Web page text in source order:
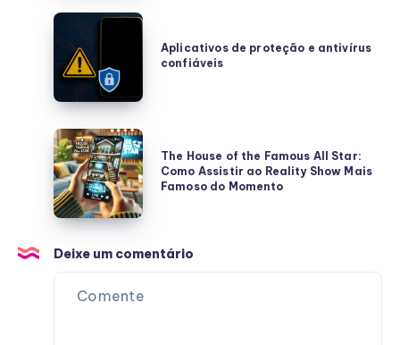
Aplicativos
de
proteção
e
antivírus
confiáveis
Aplicativos de proteção e antivírus
confiáveis
The
House
of
the
Famous
All
Star:
Como
The House of the Famous All Star:
Como Assistir ao Reality Show Mais
Famoso do Momento
Deixe um comentário